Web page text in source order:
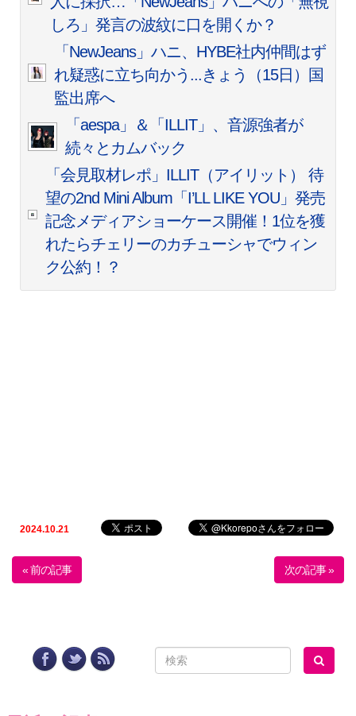
しろ」発言の波紋に口を開くか？
「NewJeans」ハニ、HYBE社内仲間はず
れ疑惑に立ち向かう...きょう（15日）国
監出席へ
「aespa」＆「ILLIT」、音源強者が
続々とカムバック
「会見取材レポ」ILLIT（アイリット） 待
望の2nd Mini Album「I’LL LIKE YOU」発売
記念メディアショーケース開催！1位を獲
れたらチェリーのカチューシャでウィン
ク公約！？
2024.10.21
« 前の記事 次の記事 »